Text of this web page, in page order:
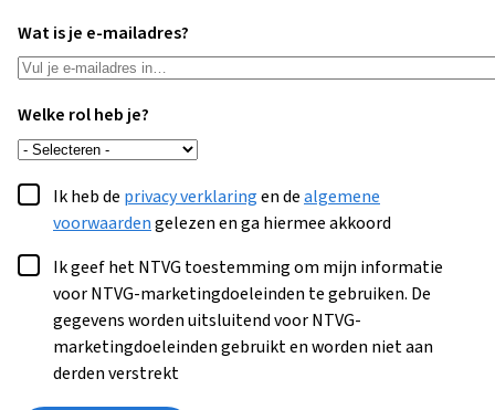
Wat is je e-mailadres?
Welke rol heb je?
Ik heb de privacy verklaringen dealgemene
voorwaardengelezen en ga hiermee akkoord
Ik geef het NTVG toestemming om mijn informatie
voor NTVG-marketingdoeleinden te gebruiken. De
gegevens worden uitsluitend voor NTVG-
marketingdoeleinden gebruikt en worden niet aan
derden verstrekt